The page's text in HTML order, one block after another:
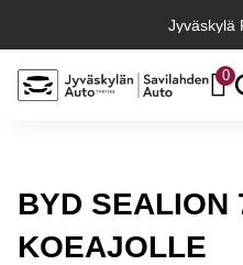
Jyväskylä
0
BYD SEALION
KOEAJOLLE